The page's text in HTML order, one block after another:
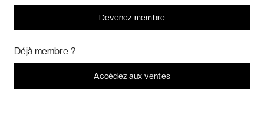
Devenez membre
Déjà membre ?
Accédez aux ventes
Marketing? Vous pouvez toujours modifier ou retirer votre
Je refuse C'est bon.